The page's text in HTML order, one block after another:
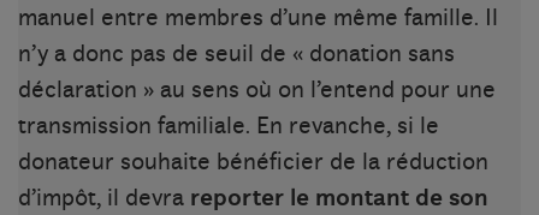
manuel entre membres d’une même famille. Il
n’y a donc pas de seuil de « donation sans
déclaration » au sens où on l’entend pour une
transmission familiale. En revanche, si le
donateur souhaite bénéficier de la réduction
d’impôt, il devra reporter le montant de son